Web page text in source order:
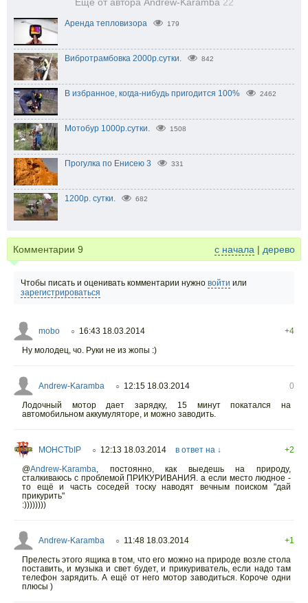
Еще от автора Andrew-Karamba 22
Аренда тепловизора 179
Вибротрамбовка 2000р.сутки. 842
В избранное, когда-нибудь пригодится 100% 2462
Мотобур 1000р.сутки. 1508
Прогулка по Енисею 3 331
1200р. сутки. 682
Комментарии 9 с начала | дерево
Чтобы писать и оценивать комментарии нужно войти или
зарегистрироваться
mobo ○ 16:43 18.03.2014
+4
Ну молодец, чо. Руки не из жопы :)
Andrew-Karamba ○ 12:15 18.03.2014
0
Лодочный мотор дает зарядку, 15 минут покатался на
автомобильном аккумуляторе, и можно заводить.
MOHCTbIP ○ 12:13 18.03.2014 в ответ на ↓
+2
@Andrew-Karamba, постоянно, как выедешь на природу,
сталкиваюсь с проблемой ПРИКУРИВАНИЯ. а если место людное -
то ещё и часть соседей тоску наводят вечным поиском "дай
прикурить"
:))))))))
Andrew-Karamba ○ 11:48 18.03.2014
+1
Прелесть этого ящика в том, что его можно на природе возле стола
поставить, и музыка и свет будет, и прикуриватель, если надо там
телефон зарядить. А ещё от него мотор заводиться. Короче одни
плюсы )